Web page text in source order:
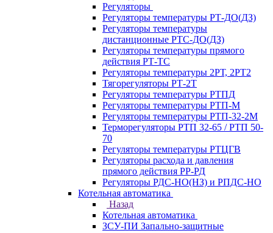
Регуляторы
Регуляторы температуры РТ-ДО(ДЗ)
Регуляторы температуры
дистанционные РТС-ДО(ДЗ)
Регуляторы температуры прямого
действия РТ-ТС
Регуляторы температуры 2РТ, 2РT2
Тягорегуляторы РТ-2Т
Регуляторы температуры РТПД
Регуляторы температуры РТП-M
Регуляторы температуры РТП-32-2М
Терморегуляторы РТП 32-65 / РТП 50-
70
Регуляторы температуры РТЦГВ
Регуляторы расхода и давления
прямого действия РР-РД
Регуляторы РДС-НО(НЗ) и РПДС-НО
Котельная автоматика
Назад
Котельная автоматика
ЗСУ-ПИ Запально-защитные